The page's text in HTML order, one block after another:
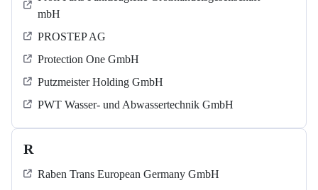
mbH
PROSTEP AG
Protection One GmbH
Putzmeister Holding GmbH
PWT Wasser- und Abwassertechnik GmbH
R
Raben Trans European Germany GmbH